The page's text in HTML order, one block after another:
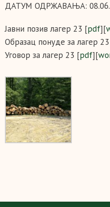
ДАТУМ ОДРЖАВАЊА:
Јавни позив лагер 23 [pdf][
Образац понуде за лагер
Уговор за лагер 23 [pdf][